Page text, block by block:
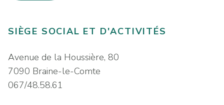
SIÈGE SOCIAL ET D'ACTIVITÉS
Avenue de la Houssière, 80
7090 Braine-le-Comte
067/48.58.61